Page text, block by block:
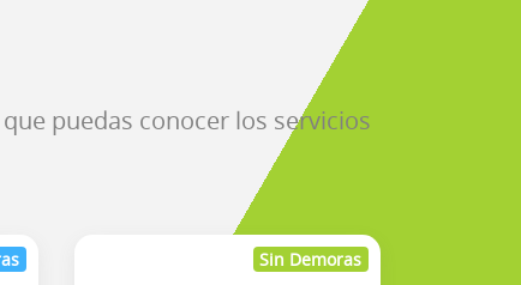
puedas conocer los servicios
Sin Demoras